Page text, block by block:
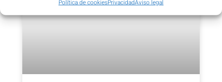
Política de cookiesPrivacidadAviso legal